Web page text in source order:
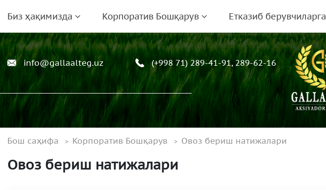
Биз ҳақимизда Корпоратив Бошқарув Етказиб берувчиларга
info@gallaalteg.uz (+998 71) 289-41-91, 289-62-16
Бош саҳифа Корпоратив Бошқарув Овоз бериш натижалари
Овоз бериш натижалари